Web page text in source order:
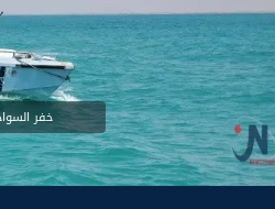
خفر